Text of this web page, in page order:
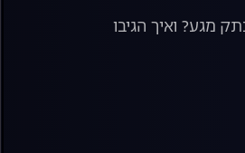
מגע? ואיך הגיבו